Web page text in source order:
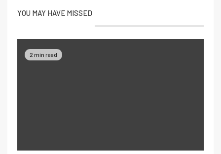
YOU MAY HAVE MISSED
2 min read